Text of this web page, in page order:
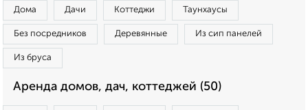
Дома Дачи Коттеджи Таунхаусы
Без посредников Деревянные Из сип панелей
Из бруса
Аренда домов, дач, коттеджей (50)